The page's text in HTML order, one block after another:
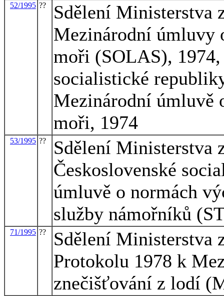
52/1995 ??
Sdělení Ministerstva
Mezinárodní úmluvy
moři (SOLAS), 1974,
socialistické
Mezinárodní úmluvě
moři, 1974
53/1995 ??
Sdělení Ministerstva
Československé
úmluvě o normách
služby námořníků
71/1995 ??
Sdělení Ministerstva
Protokolu 1978 k
znečišťování z lodí